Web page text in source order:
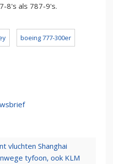
8's als 787-9's.
boeing 777-300er
vluchten Shanghai
tyfoon, ook KLM